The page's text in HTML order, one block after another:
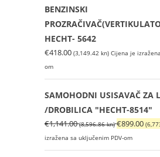
€599.00
BENZINSKI
HECHT- 5642
€418.00 (3,149.42 kn) Cijena je
om
SAMOHODNI USISAVAČ ZA
/DROBILICA "HECHT-8514"
€1,141.00 (8,596.86 kn)Izvorna
cijena
bila
€899.00
izražena sa uključenim PDV-om